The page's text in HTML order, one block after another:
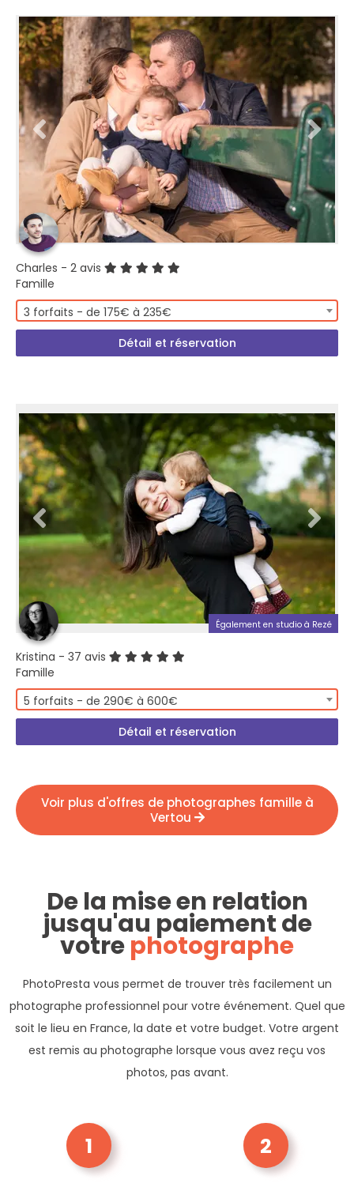
Charles - 2 avis
Famille
3 forfaits - de 175€ à 235€
Détail et réservation
Également en studio à Rezé
Kristina - 37 avis
Famille
5 forfaits - de 290€ à 600€
Détail et réservation
Voir plus d'offres de photographes famille à
Vertou
De la mise en relation
jusqu'au paiement de
votrephotographe
PhotoPresta vous permet de trouver très facilement un
photographe professionnel pour votre événement. Quel que
soit le lieu en France, la date et votre budget. Votre argent
est remis au photographe lorsque vous avez reçu vos
photos, pas avant.
1 2